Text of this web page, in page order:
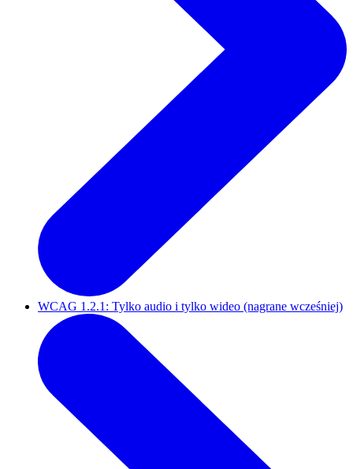
WCAG 1.2.1: Tylko audio i tylko wideo (nagrane wcześniej)